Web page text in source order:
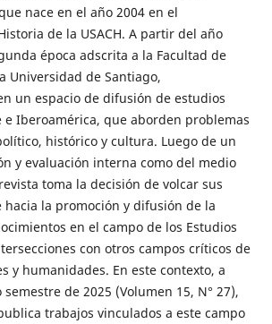
nace en el año 2004 en el
de la USACH. A partir del año
época adscrita a la Facultad de
Universidad de Santiago,
un espacio de difusión de estudios
e Iberoamérica, que aborden problemas
histórico y cultura. Luego de un
y evaluación interna como del medio
toma la decisión de volcar sus
hacia la promoción y difusión de la
en el campo de los Estudios
con otros campos críticos de
y humanidades. En este contexto, a
de 2025 (Volumen 15, N° 27),
trabajos vinculados a este campo